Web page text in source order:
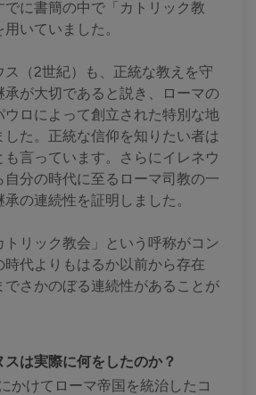
でに書簡の中で「カトリック教
いていました。
ス（2世紀）も、正統な教えを守
承が大切であると説き、ローマの
ウロによって創立された特別な地
た。正統な信仰を知りたい者は
も言っています。さらにイレネウ
自分の時代に至るローマ司教の一
の連続性を証明しました。
トリック教会」という呼称がコン
時代よりもはるか以前から存在
でさかのぼる連続性があることが
スは実際に何をしたのか？
かけてローマ帝国を統治したコ